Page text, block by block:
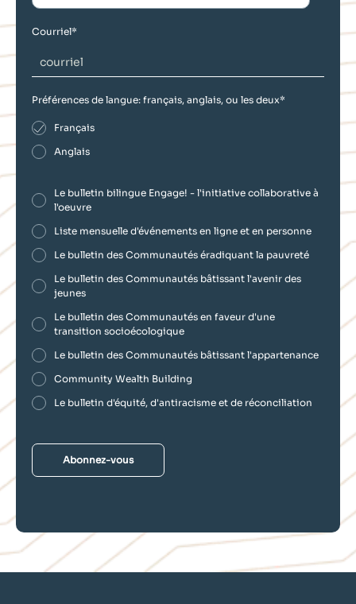
Courriel*
Préférences de langue: français, anglais, ou les deux*
Français
Anglais
Le bulletin bilingue Engage! - l'initiative collaborative à
l'oeuvre
Liste mensuelle d'événements en ligne et en personne
Le bulletin des Communautés éradiquant la pauvreté
Le bulletin des Communautés bâtissant l'avenir des
jeunes
Le bulletin des Communautés en faveur d'une
transition socioécologique
Le bulletin des Communautés bâtissant l'appartenance
Community Wealth Building
Le bulletin d'équité, d'antiracisme et de réconciliation